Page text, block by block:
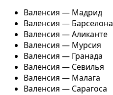
Валенсия — Мадрид
Валенсия — Барселона
Валенсия — Аликанте
Валенсия — Мурсия
Валенсия — Гранада
Валенсия — Севилья
Валенсия — Малага
Валенсия — Сарагоса